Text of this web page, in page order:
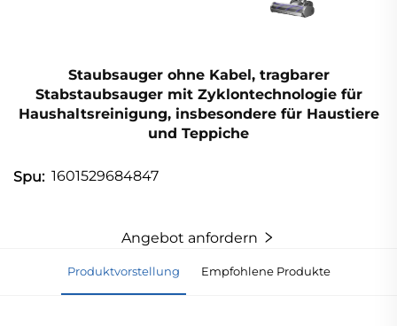
Staubsauger ohne Kabel, tragbarer
Stabstaubsauger mit Zyklontechnologie für
Haushaltsreinigung, insbesondere für Haustiere
und Teppiche
Spu: 1601529684847
Angebot anfordern
Produktvorstellung Empfohlene Produkte